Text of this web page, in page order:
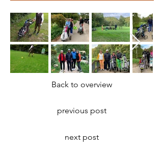
Back to overview
previous post
next post